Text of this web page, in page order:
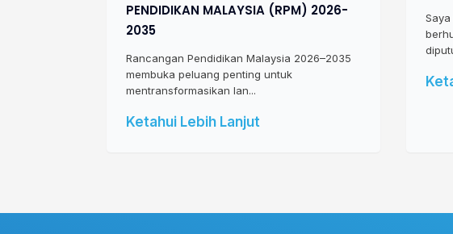
PENDIDIKAN MALAYSIA (RPM) 2026-
2035
Rancangan Pendidikan Malaysia 2026–2035
membuka peluang penting untuk
mentransformasikan lan...
Ketahui Lebih Lanjut